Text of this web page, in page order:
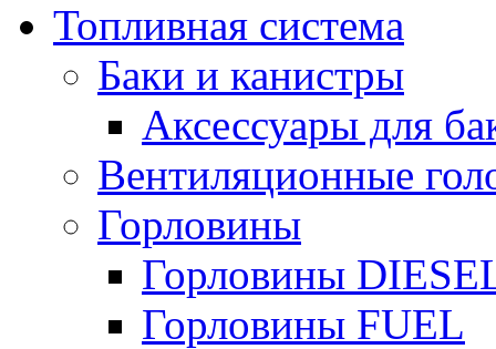
Топливная система
Баки и канистры
Аксессуары для
Вентиляционные
Горловины
Горловины
Горловины FUEL